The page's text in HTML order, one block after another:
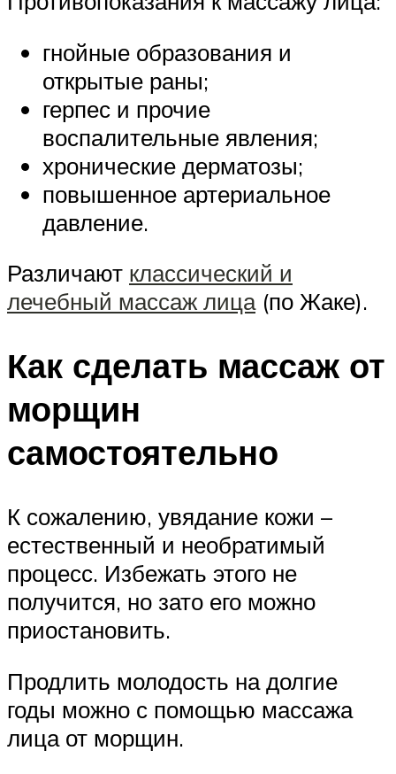
гнойные образования и
открытые раны;
герпес и прочие
воспалительные явления;
хронические дерматозы;
повышенное артериальное
давление.
Различают классический и
лечебный массаж лица(по Жаке).
Как сделать массаж от
морщин
самостоятельно
К сожалению, увядание кожи –
естественный и необратимый
процесс. Избежать этого не
получится, но зато его можно
приостановить.
Продлить молодость на долгие
годы можно с помощью массажа
лица от морщин.